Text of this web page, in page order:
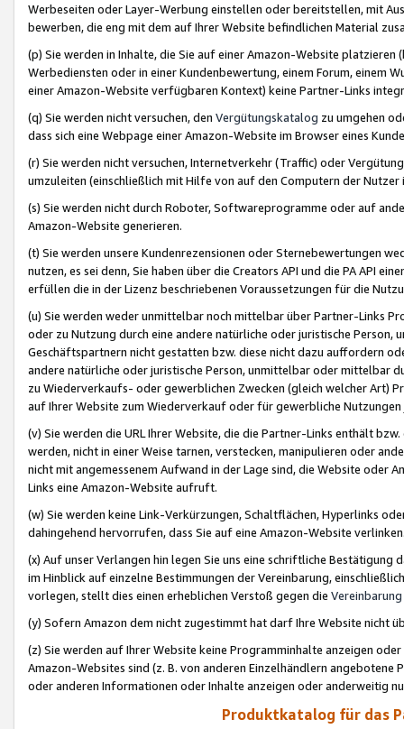
Werbeseiten oder Layer-Werbung einstellen oder bereitstellen, mit
bewerben, die eng mit dem auf Ihrer Website befindlichen Material
(p) Sie werden in Inhalte, die Sie auf einer Amazon-Website
Werbediensten oder in einer Kundenbewertung, einem Forum, einem
einer Amazon-Website verfügbaren Kontext) keine Partner-Links
(q) Sie werden nicht versuchen, den Vergütungskatalog zu umgehen
dass sich eine Webpage einer Amazon-Website im Browser eines
(r) Sie werden nicht versuchen, Internetverkehr (Traffic) oder
umzuleiten (einschließlich mit Hilfe von auf den Computern der
(s) Sie werden nicht durch Roboter, Softwareprogramme oder auf
Amazon-Website generieren.
(t) Sie werden unsere Kundenrezensionen oder Sternebewertungen
nutzen, es sei denn, Sie haben über die Creators API und die PA API
erfüllen die in der Lizenz beschriebenen Voraussetzungen für die
(u) Sie werden weder unmittelbar noch mittelbar über Partner-Links
oder zu Nutzung durch eine andere natürliche oder juristische
Geschäftspartnern nicht gestatten bzw. diese nicht dazu auffordern
andere natürliche oder juristische Person, unmittelbar oder mittelbar
zu Wiederverkaufs- oder gewerblichen Zwecken (gleich welcher Art)
auf Ihrer Website zum Wiederverkauf oder für gewerbliche
(v) Sie werden die URL Ihrer Website, die die Partner-Links enthält
werden, nicht in einer Weise tarnen, verstecken, manipulieren oder
nicht mit angemessenem Aufwand in der Lage sind, die Website oder
Links eine Amazon-Website aufruft.
(w) Sie werden keine Link-Verkürzungen, Schaltflächen, Hyperlinks
dahingehend hervorrufen, dass Sie auf eine Amazon-Website
(x) Auf unser Verlangen hin legen Sie uns eine schriftliche
im Hinblick auf einzelne Bestimmungen der Vereinbarung,
vorlegen, stellt dies einen erheblichen Verstoß gegen die Vereinbarung
(y) Sofern Amazon dem nicht zugestimmt hat darf Ihre Website nicht
(z) Sie werden auf Ihrer Website keine Programminhalte anzeigen
Amazon-Websites sind (z. B. von anderen Einzelhändlern
oder anderen Informationen oder Inhalte anzeigen oder anderweitig
Produktkatalog für das